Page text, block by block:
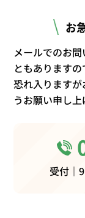
お
メールでのお
ともありますの
恐れ入ります
うお願い申し上
受付｜